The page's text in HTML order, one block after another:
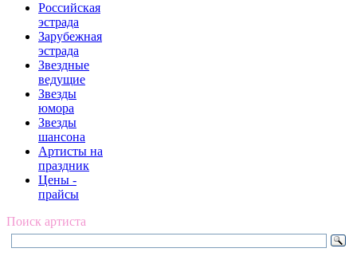
Российская
эстрада
Зарубежная
эстрада
Звездные
ведущие
Звезды
юмора
Звезды
шансона
Артисты на
праздник
Цены -
прайсы
Поиск артиста